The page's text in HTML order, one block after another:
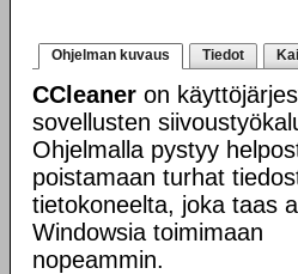
Ohjelman kuvaus Tiedot
CCleaner on
sovellusten
Ohjelmalla pystyy
poistamaan turhat
tietokoneelta, joka taas
Windowsia toimimaan
nopeammin.